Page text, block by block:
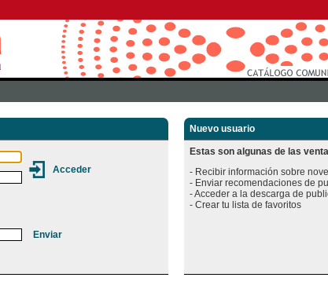
Nuevo usuario
Estas son algunas de las
- Recibir información sobre
- Enviar recomendaciones de
- Acceder a la descarga de